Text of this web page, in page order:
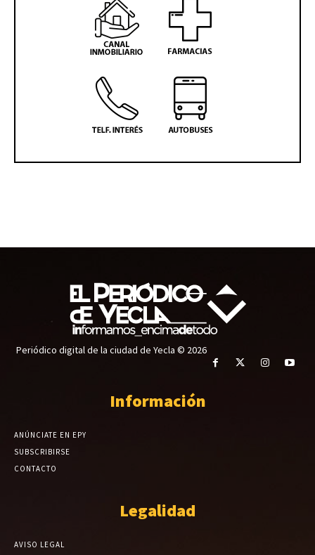
Periódico digital de la ciudad de Yecla © 2026
Información
ANÚNCIATE EN EPY
SUBSCRIBIRSE
CONTACTO
Legalidad
AVISO LEGAL